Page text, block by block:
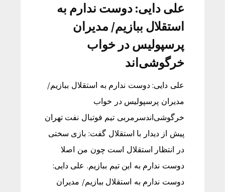
علی دایی: دوست ندارم به
استقلال ببازیم/ مدیران
پرسپولیس در خواب
خرگوشی‌اند
علی دایی: دوست ندارم به استقلال ببازیم/
مدیران پرسپولیس در خواب
خرگوشی‌اندسرمربی تیم فوتبال نفت تهران
پیش از دیدار با استقلال گفت: بازی سختی
در انتظار استقلال است چون من اصلا
دوست ندارم به این تیم ببازیم. علی دایی:
دوست ندارم به استقلال ببازیم/ مدیران